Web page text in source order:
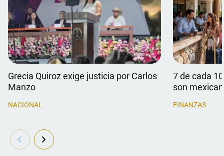
Grecia Quiroz exige justicia por Carlos
Manzo
NACIONAL
7 de cada
son
FINANZAS